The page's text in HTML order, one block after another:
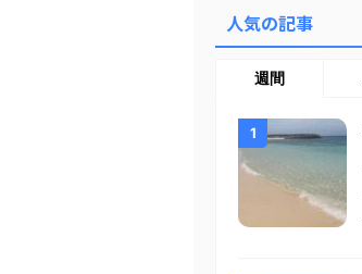
人気の記事
週間